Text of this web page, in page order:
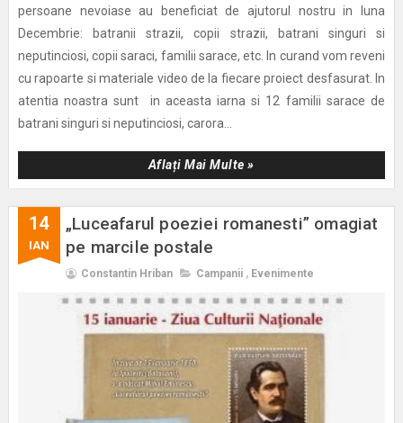
persoane nevoiase au beneficiat de ajutorul nostru in luna
Decembrie: batranii strazii, copii strazii, batrani singuri si
neputinciosi, copii saraci, familii sarace, etc. In curand vom reveni
cu rapoarte si materiale video de la fiecare proiect desfasurat. In
atentia noastra sunt in aceasta iarna si 12 familii sarace de
batrani singuri si neputinciosi, carora...
Aflați Mai Multe »
14
IAN
„Luceafarul poeziei romanesti” omagiat
pe marcile postale
Constantin Hriban Campanii , Evenimente